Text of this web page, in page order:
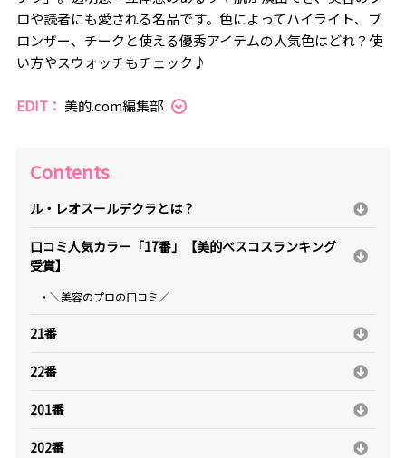
ロや読者にも愛される名品です。色によってハイライト、ブ
ロンザー、チークと使える優秀アイテムの人気色はどれ？使
い方やスウォッチもチェック♪
EDIT： 美的.com編集部
Contents
ル・レオスールデクラとは？
口コミ人気カラー「17番」【美的べスコスランキング
受賞】
・＼美容のプロの口コミ／
21番
22番
201番
202番